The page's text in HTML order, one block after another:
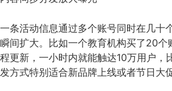
一条活动信息通过多个账号同时在几十
瞬间扩大。比如一个教育机构买了20个
程更新，一小时内就能触达10万用户，
发方式特别适合新品牌上线或者节日大促